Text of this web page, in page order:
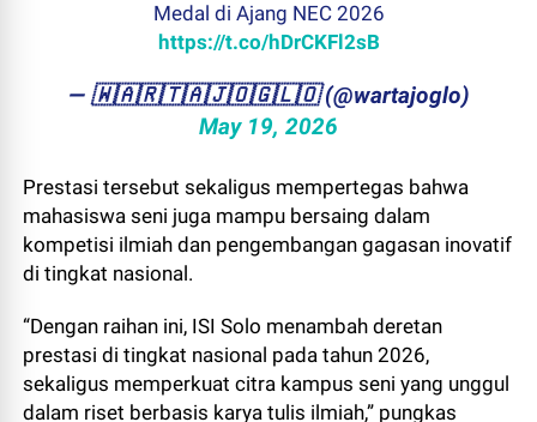
Medal di Ajang NEC 2026
https://t.co/hDrCKFl2sB
— ​🇼​​🇦​​🇷​​🇹​​🇦​​🇯​​🇴​​🇬​​🇱​​🇴 (@wartajoglo)
May 19, 2026
Prestasi tersebut sekaligus mempertegas bahwa
mahasiswa seni juga mampu bersaing dalam
kompetisi ilmiah dan pengembangan gagasan inovatif
di tingkat nasional.
“Dengan raihan ini, ISI Solo menambah deretan
prestasi di tingkat nasional pada tahun 2026,
sekaligus memperkuat citra kampus seni yang unggul
dalam riset berbasis karya tulis ilmiah,” pungkas